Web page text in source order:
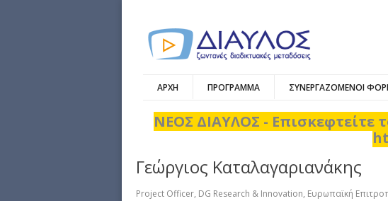
ΑΡΧΗ ΠΡΟΓΡΑΜΜΑ ΣΥΝΕΡΓΑΖΟΜΕΝΟΙ
ΝΕΟΣ ΔΙΑΥΛΟΣ - Επισκεφτείτε
Γεώργιος Καταλαγαριανάκης
Project Officer, DG Research & Innovation, Ευρωπαϊκή